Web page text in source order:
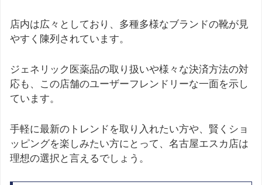
店内は広々としており、多種多様なブランドの靴が見
やすく陳列されています。
ジェネリック医薬品の取り扱いや様々な決済方法の対
応も、この店舗のユーザーフレンドリーな一面を示し
ています。
手軽に最新のトレンドを取り入れたい方や、賢くショ
ッピングを楽しみたい方にとって、名古屋エスカ店は
理想の選択と言えるでしょう。